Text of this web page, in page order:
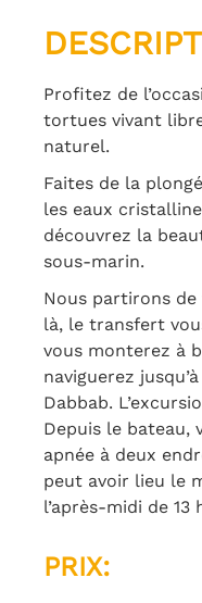
Profitez de
tortues vivant
naturel.
Faites de la
les eaux
découvrez la
sous-marin.
Nous partirons
là, le transfert
vous monterez à
naviguerez
Dabbab.
Depuis le bateau,
apnée à deux
peut avoir lieu le
l’après-midi de 13
PRIX: